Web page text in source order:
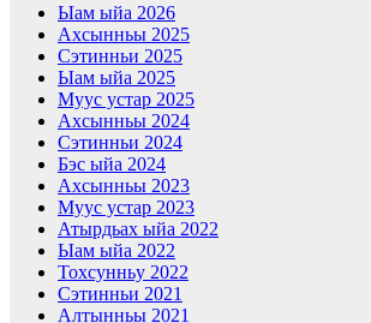
Ыам ыйа 2026
Ахсынньы 2025
Сэтинньи 2025
Ыам ыйа 2025
Муус устар 2025
Ахсынньы 2024
Сэтинньи 2024
Бэс ыйа 2024
Ахсынньы 2023
Муус устар 2023
Атырдьах ыйа 2022
Ыам ыйа 2022
Тохсунньу 2022
Сэтинньи 2021
Алтынньы 2021